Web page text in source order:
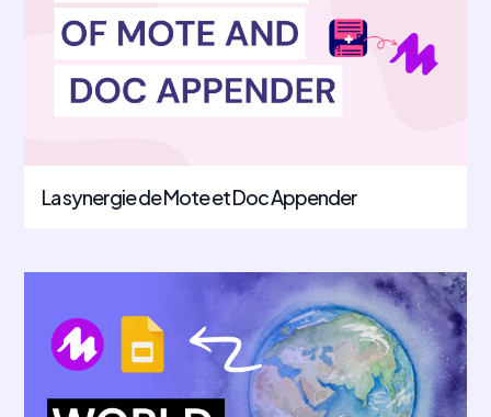
La synergie de Mote et Doc Appender